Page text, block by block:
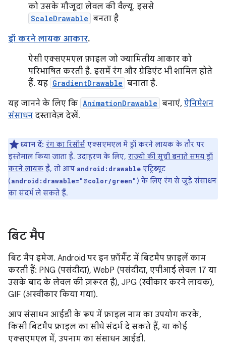
को उसके मौजूदा लेवल की वैल्यू. इससे
ScaleDrawable बनता है
ड्रॉ करने लायक आकार.
ऐसी एक्सएमएल फ़ाइल जो ज्यामितीय आकार को
परिभाषित करती है. इसमें रंग और ग्रेडिएंट भी शामिल होते
हैं. यह GradientDrawable बनाता है.
यह जानने के लिए कि AnimationDrawable बनाएं, ऐनिमेशन
संसाधन दस्तावेज़ देखें.
ध्यान दें: रंग का रिसॉर्स एक्सएमएल में ड्रॉ करने लायक के तौर पर
इस्तेमाल किया जाता है. उदाहरण के लिए, राज्यों की सूची बनाते समय ड्रॉ
करने लायक है, तो आप android:drawable एट्रिब्यूट
(android:drawable="@color/green") के लिए रंग से जुड़े संसाधन
का संदर्भ ले सकते हैं.
बिट मैप
बिट मैप इमेज. Android पर इन फ़ॉर्मैट में बिटमैप फ़ाइलें काम
करती हैं: PNG (पसंदीदा), WebP (पसंदीदा, एपीआई लेवल 17 या
उसके बाद के लेवल की ज़रूरत है), JPG (स्वीकार करने लायक),
GIF (अस्वीकार किया गया).
आप संसाधन आईडी के रूप में फ़ाइल नाम का उपयोग करके,
किसी बिटमैप फ़ाइल का सीधे संदर्भ दे सकते हैं, या कोई
एक्सएमएल में, उपनाम का संसाधन आईडी.